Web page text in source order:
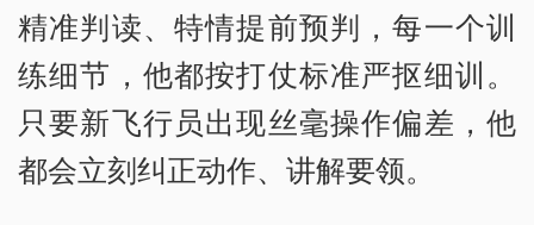
精准判读、特情提前预判，每一个训
练细节，他都按打仗标准严抠细训。
只要新飞行员出现丝毫操作偏差，他
都会立刻纠正动作、讲解要领。